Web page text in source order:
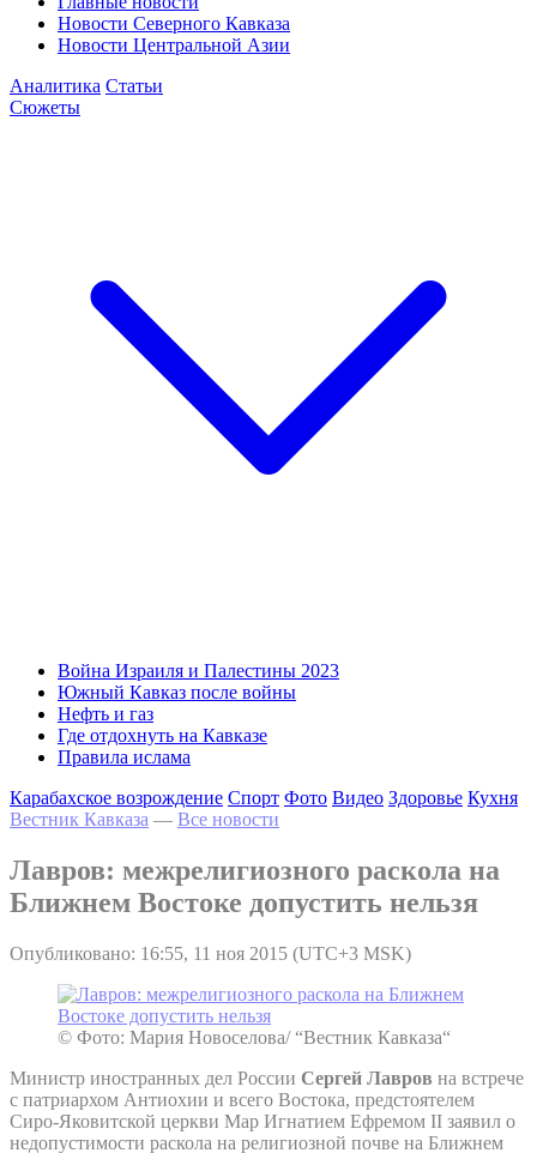
Новости Северного Кавказа
Новости Центральной Азии
Аналитика Статьи
Сюжеты
Война Израиля и Палестины 2023
Южный Кавказ после войны
Нефть и газ
Где отдохнуть на Кавказе
Правила ислама
Карабахское возрождение Спорт Фото Видео Здоровье Кухня
Вестник Кавказа — Все новости
Лавров: межрелигиозного раскола на
Ближнем Востоке допустить нельзя
Опубликовано: 16:55, 11 ноя 2015 (UTC+3 MSK)
© Фото: Мария Новоселова/ “Вестник Кавказа“
Министр иностранных дел России Сергей Лавров на встрече
с патриархом Антиохии и всего Востока, предстоятелем
Сиро-Яковитской церкви Мар Игнатием Ефремом II заявил о
недопустимости раскола на религиозной почве на Ближнем